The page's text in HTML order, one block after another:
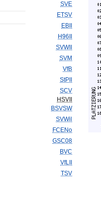
SVE
ETSV
EBII
H96II
SVWII
SVM
VfB
StPII
SCV
HSVII
BSVSW
SVWil
FCENo
GSC08
BVC
VfLII
TSV